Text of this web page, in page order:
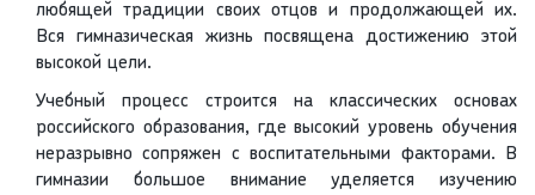
любящей традиции своих отцов и продолжающей их.
Вся гимназическая жизнь посвящена достижению этой
высокой цели.
Учебный процесс строится на классических основах
российского образования, где высокий уровень обучения
неразрывно сопряжен с воспитательными факторами. В
гимназии большое внимание уделяется изучению